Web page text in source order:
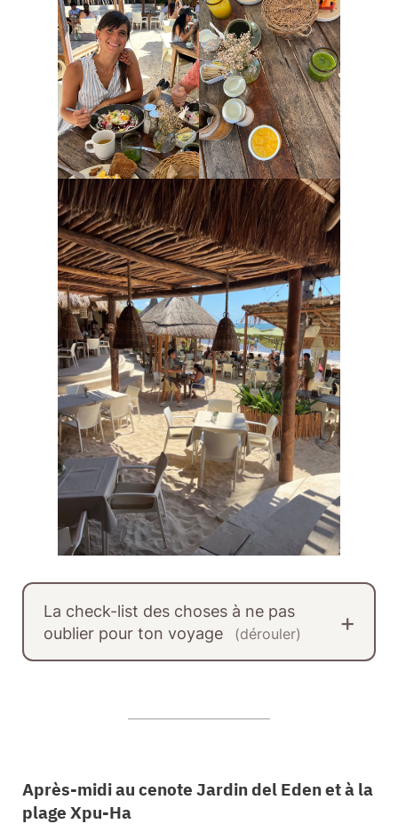
La check-list des choses à ne pas
oublier pour ton voyage
(dérouler)
Après-midi au cenote Jardin del Eden et à la
plage Xpu-Ha